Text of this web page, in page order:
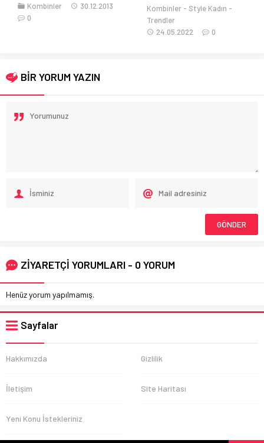
Kombinler
30.12.2013
0
Kombinler
Style Kadın
Trendler
24.05.2022
0
BİR YORUM YAZIN
ZİYARETÇİ YORUMLARI - 0 YORUM
Henüz yorum yapılmamış.
Sayfalar
Hakkımızda Gizlilik
İletişim Site Haritası
Yeni Konu İstekleriniz